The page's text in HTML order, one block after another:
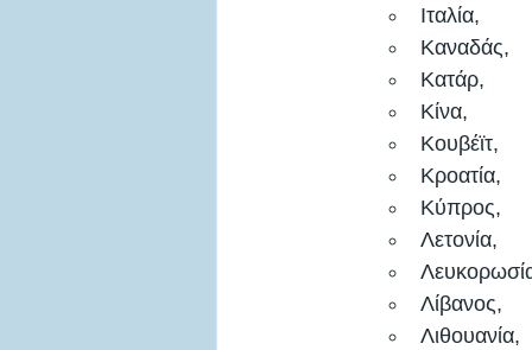
Ιταλία,
Καναδάς,
Κατάρ,
Κίνα,
Κουβέϊτ,
Κροατία,
Κύπρος,
Λετονία,
Λίβανος,
Λιθουανία,